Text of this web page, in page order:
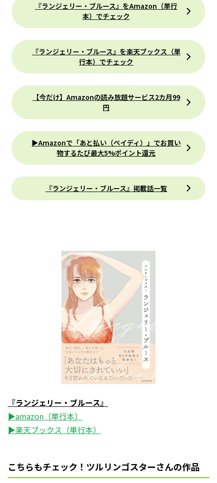
『ランジェリー・ブルース』をAmazon（単行
本）でチェック
『ランジェリー・ブルース』を楽天ブックス（単
行本）でチェック
【今だけ】Amazonの読み放題サービス2カ月99
円
▶Amazonで「あと払い（ペイディ）」でお買い
物するたび最大5%ポイント還元
『ランジェリー・ブルース』掲載話一覧
『ランジェリー・ブルース』
▶amazon（単行本）
▶楽天ブックス（単行本）
こちらもチェック！ツルリンゴスターさんの作品